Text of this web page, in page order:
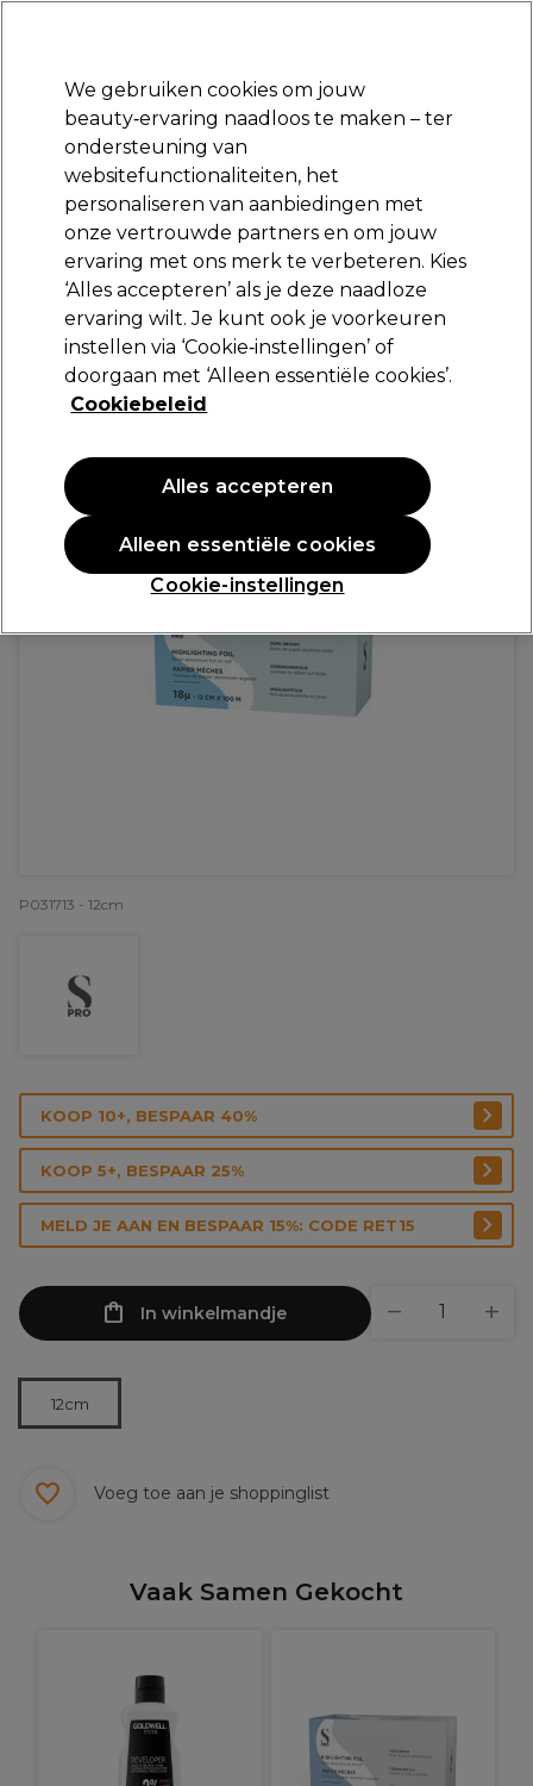
Aanmelden
Merken Deals Haar Elektra
Gratis Retourneren
Gratis bezorging vanaf slechts €40
S-PRO
S-PRO Alufolie zilver 12cmx100mx18u
13,15 €
PROMOTIE
P031713 - 12cm
KOOP 10+, BESPAAR 40%
KOOP 5+, BESPAAR 25%
MELD JE AAN EN BESPAAR 15%: CODE RET15
In winkelmandje
12cm
Voeg toe aan je shoppinglist
Vaak Samen Gekocht
We gebruiken cookies om jouw
beauty‑ervaring naadloos te maken – ter
ondersteuning van
websitefunctionaliteiten, het
personaliseren van aanbiedingen met
onze vertrouwde partners en om jouw
ervaring met ons merk te verbeteren. Kies
‘Alles accepteren’ als je deze naadloze
ervaring wilt. Je kunt ook je voorkeuren
instellen via ‘Cookie‑instellingen’ of
doorgaan met ‘Alleen essentiële cookies’.
Cookiebeleid
Cookie-instellingen
Alleen essentiële cookies
Alles accepteren